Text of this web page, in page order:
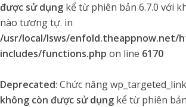
được sử dụng kể từ phiên bản 6.7.0 với
nào tương tự. in
/usr/local/lsws/enfold.theappnow.net/
includes/functions.php on line 6170
Deprecated: Chức năng
không còn được sử dụng kể từ phiên